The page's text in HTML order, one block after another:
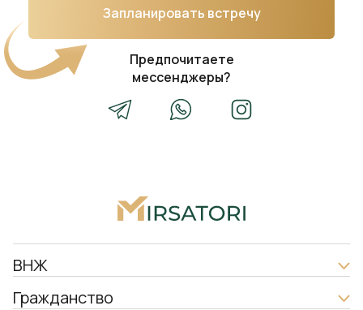
Запланировать встречу
Предпочитаете
мессенджеры?
ВНЖ
Гражданство